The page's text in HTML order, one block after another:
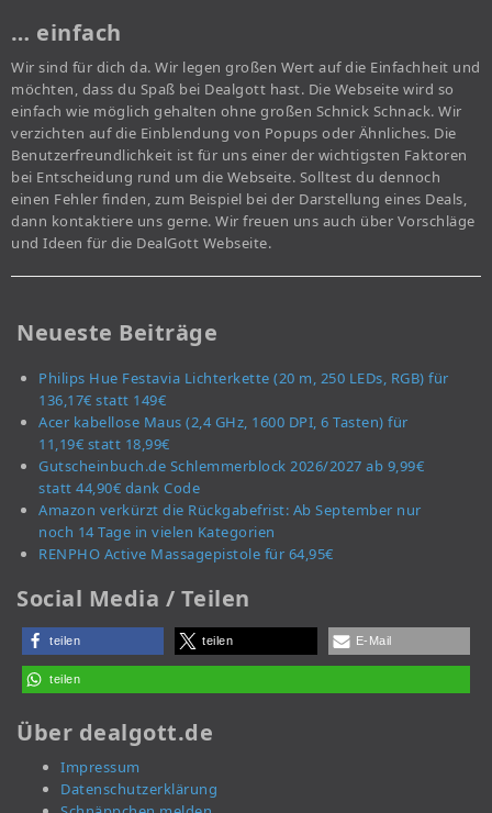
… einfach
Wir sind für dich da. Wir legen großen Wert auf die Einfachheit und
möchten, dass du Spaß bei Dealgott hast. Die Webseite wird so
einfach wie möglich gehalten ohne großen Schnick Schnack. Wir
verzichten auf die Einblendung von Popups oder Ähnliches. Die
Benutzerfreundlichkeit ist für uns einer der wichtigsten Faktoren
bei Entscheidung rund um die Webseite. Solltest du dennoch
einen Fehler finden, zum Beispiel bei der Darstellung eines Deals,
dann kontaktiere uns gerne. Wir freuen uns auch über Vorschläge
und Ideen für die DealGott Webseite.
Neueste Beiträge
Philips Hue Festavia Lichterkette (20 m, 250 LEDs, RGB) für
136,17€ statt 149€
Acer kabellose Maus (2,4 GHz, 1600 DPI, 6 Tasten) für
11,19€ statt 18,99€
Gutscheinbuch.de Schlemmerblock 2026/2027 ab 9,99€
statt 44,90€ dank Code
Amazon verkürzt die Rückgabefrist: Ab September nur
noch 14 Tage in vielen Kategorien
RENPHO Active Massagepistole für 64,95€
Social Media / Teilen
teilen teilen E-Mail
teilen
Über dealgott.de
Impressum
Datenschutzerklärung